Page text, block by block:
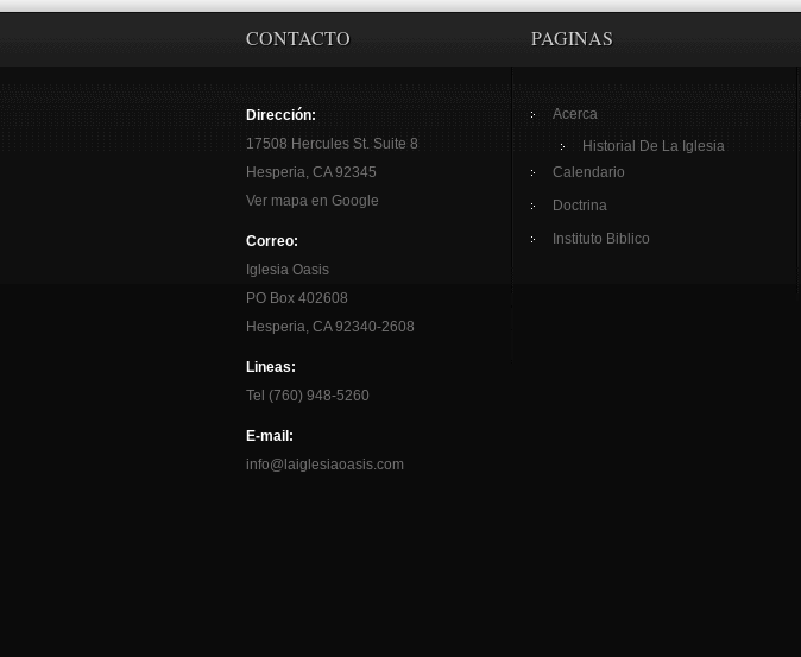
CONTACTO
Dirección:
17508 Hercules St. Suite 8
Hesperia, CA 92345
Ver mapa en Google
Correo:
Iglesia Oasis
PO Box 402608
Hesperia, CA 92340-2608
Lineas:
Tel (760) 948-5260
E-mail:
info@laiglesiaoasis.com
PAGINAS
Acerca
Historial De La Iglesia
Calendario
Doctrina
Instituto Biblico